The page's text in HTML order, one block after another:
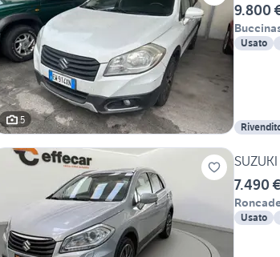
5
9.800
Usato
7.490
Usato